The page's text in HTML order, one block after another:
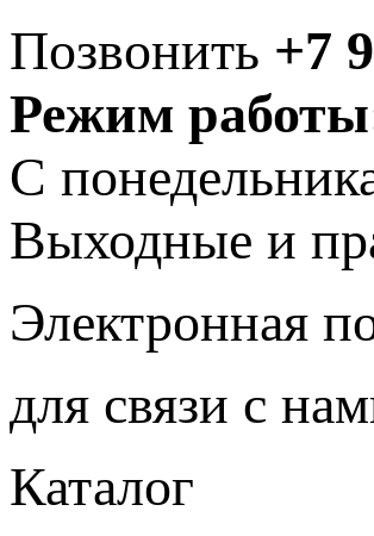
Позвонить +7
Режим
С
Выходные и
Электронная
для связи с
Каталог